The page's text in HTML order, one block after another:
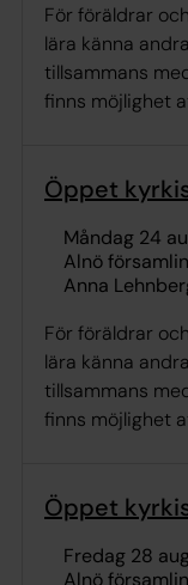
För föräldrar
lära känna
tillsammans
finns möjlighet
Öppet
måndag 24
Alnö
Anna
För föräldrar
lära känna
tillsammans
finns möjlighet
Öppet
fredag 28
Alnö